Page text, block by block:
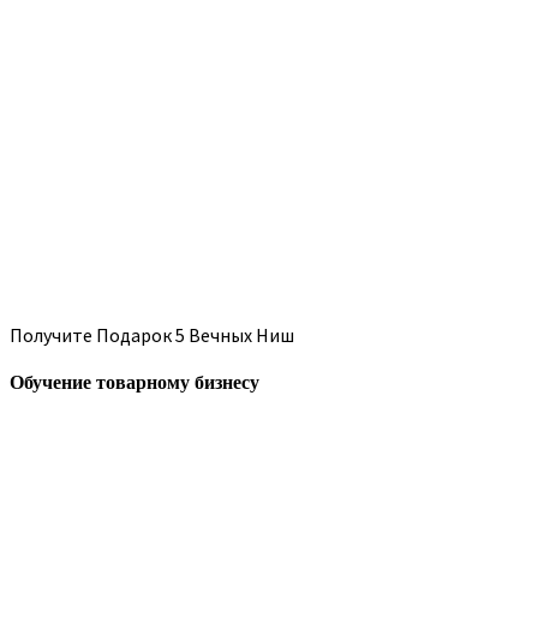
Получите Подарок 5 Вечных Ниш
Обучение товарному бизнесу